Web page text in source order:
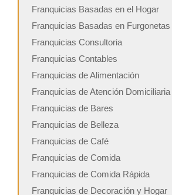
Franquicias Basadas en el Hogar
Franquicias Basadas en Furgonetas
Franquicias Consultoria
Franquicias Contables
Franquicias de Alimentación
Franquicias de Atención Domiciliaria
Franquicias de Bares
Franquicias de Belleza
Franquicias de Café
Franquicias de Comida
Franquicias de Comida Rápida
Franquicias de Decoración y Hogar